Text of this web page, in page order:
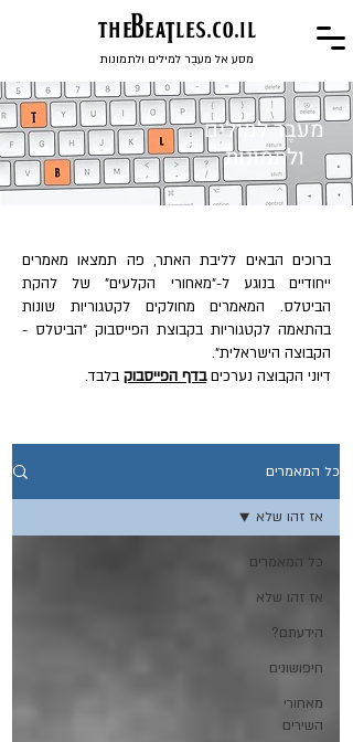
theBeaTles.co.il
מסע אל מעבֶר למילים ולתמונות
מעבֶר למילים
ולתמונות
ברוכים הבאים לליבת האתר, פה תמצאו מאמרים
ייחודיים בנוגע ל-"מאחורי הקלעים" של להקת
הביטלס. המאמרים מחולקים לקטגוריות שונות
בהתאמה לקטגוריות בקבוצת הפייסבוק "הביטלס -
הקבוצה הישראלית".
דיוני הקבוצה נערכיםבדף הפייסבוק בלבד.
כל המאמרים
כל המאמרים
אז זהו שלא
הידעתם?
חיפושונים
מאחורי
השירים
אז זהו שלא